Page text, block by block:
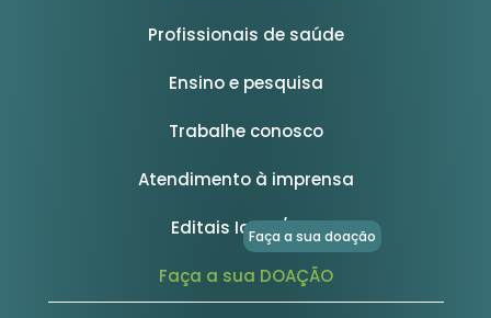
Profissionais de saúde
Ensino e pesquisa
Trabalhe conosco
Atendimento à imprensa
Editais Icesp/FFM
Faça a sua DOAÇÃO
Faça a sua doação